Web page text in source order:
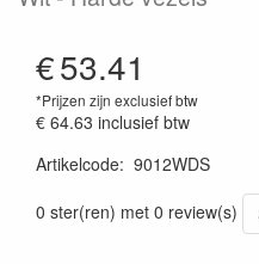
€53.41
*Prijzen zijn exclusief btw
€ 64.63 inclusief btw
Artikelcode: 9012WDS
0 ster(ren) met 0 review(s)